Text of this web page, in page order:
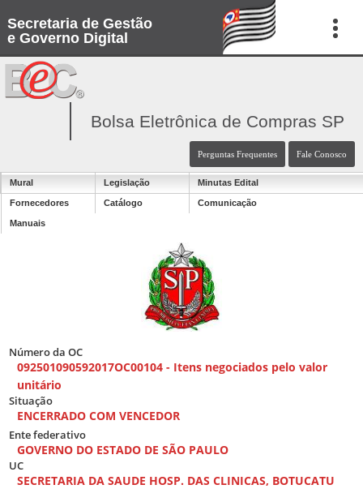
Secretaria de Gestão
e Governo Digital
Bolsa Eletrônica de Compras SP
Perguntas Frequentes Fale Conosco
Mural Legislação Minutas Edital
Fornecedores Catálogo Comunicação
Manuais
Número da OC
092501090592017OC00104 - Itens negociados pelo valor
unitário
Situação
ENCERRADO COM VENCEDOR
Ente federativo
GOVERNO DO ESTADO DE SÃO PAULO
UC
SECRETARIA DA SAUDE HOSP. DAS CLINICAS, BOTUCATU